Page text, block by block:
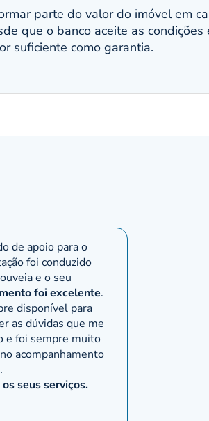
parte do valor do imóvel em
que o banco aceite as condições
suficiente como garantia.
de apoio para o
foi conduzido
e o seu
foi excelente.
disponível para
as dúvidas que me
e foi sempre muito
acompanhamento
seus serviços.